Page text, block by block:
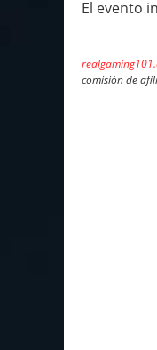
El evento
comisión de